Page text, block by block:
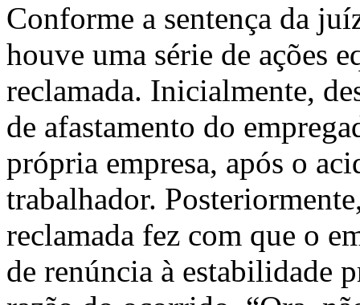
Conforme a sentença da
houve uma série de ações
reclamada. Inicialmente,
de afastamento do
própria empresa, após o
trabalhador.
reclamada fez com que o
de renúncia à estabilidade